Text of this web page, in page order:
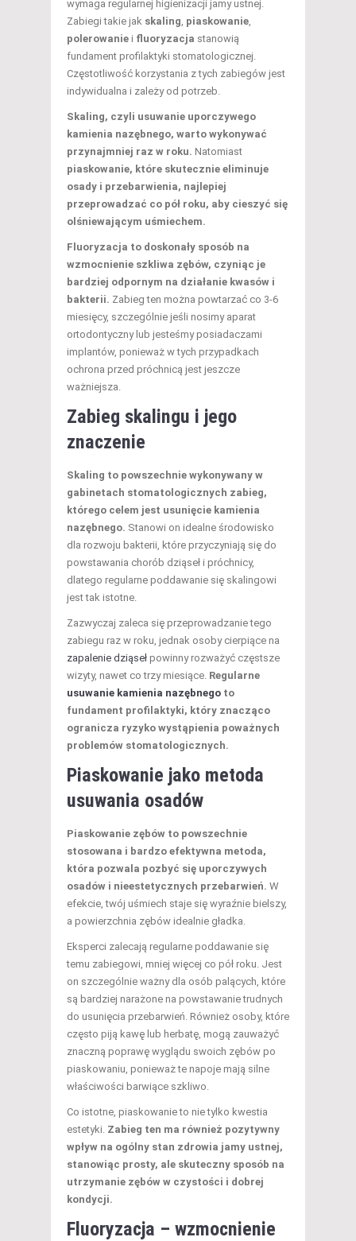
wymaga regularnej higienizacji jamy ustnej.
Zabiegi takie jak skaling piaskowanie
polerowanie i fluoryzacja stanowią
fundament profilaktyki stomatologicznej.
Częstotliwość korzystania z tych zabiegów jest
indywidualna i zależy od potrzeb.
Skaling, czyli usuwanie uporczywego
kamienia nazębnego, warto wykonywać
przynajmniej raz w roku. Natomiast
piaskowanie, które skutecznie eliminuje
osady i przebarwienia, najlepiej
przeprowadzać co pół roku, aby cieszyć się
olśniewającym uśmiechem.
Fluoryzacja to doskonały sposób na
wzmocnienie szkliwa zębów, czyniąc je
bardziej odpornym na działanie kwasów i
bakterii. Zabieg ten można powtarzać co 3-6
miesięcy, szczególnie jeśli nosimy aparat
ortodontyczny lub jesteśmy posiadaczami
implantów, ponieważ w tych przypadkach
ochrona przed próchnicą jest jeszcze
ważniejsza.
Zabieg skalingu i jego
znaczenie
Skaling to powszechnie wykonywany w
gabinetach stomatologicznych zabieg,
którego celem jest usunięcie kamienia
nazębnego. Stanowi on idealne środowisko
dla rozwoju bakterii, które przyczyniają się do
powstawania chorób dziąseł i próchnicy,
dlatego regularne poddawanie się skalingowi
jest tak istotne.
Zazwyczaj zaleca się przeprowadzanie tego
zabiegu raz w roku, jednak osoby cierpiące na
zapalenie dziąseł powinny rozważyć częstsze
wizyty, nawet co trzy miesiące. Regularne
usuwanie kamienia nazębnego to
fundament profilaktyki, który znacząco
ogranicza ryzyko wystąpienia poważnych
problemów stomatologicznych.
Piaskowanie jako metoda
usuwania osadów
Piaskowanie zębów to powszechnie
stosowana i bardzo efektywna metoda,
która pozwala pozbyć się uporczywych
osadów i nieestetycznych przebarwień. W
efekcie, twój uśmiech staje się wyraźnie bielszy,
a powierzchnia zębów idealnie gładka.
Eksperci zalecają regularne poddawanie się
temu zabiegowi, mniej więcej co pół roku. Jest
on szczególnie ważny dla osób palących, które
są bardziej narażone na powstawanie trudnych
do usunięcia przebarwień. Również osoby, które
często piją kawę lub herbatę, mogą zauważyć
znaczną poprawę wyglądu swoich zębów po
piaskowaniu, ponieważ te napoje mają silne
właściwości barwiące szkliwo.
Co istotne, piaskowanie to nie tylko kwestia
estetyki. Zabieg ten ma również pozytywny
wpływ na ogólny stan zdrowia jamy ustnej,
stanowiąc prosty, ale skuteczny sposób na
utrzymanie zębów w czystości i dobrej
kondycji.
Fluoryzacja – wzmocnienie